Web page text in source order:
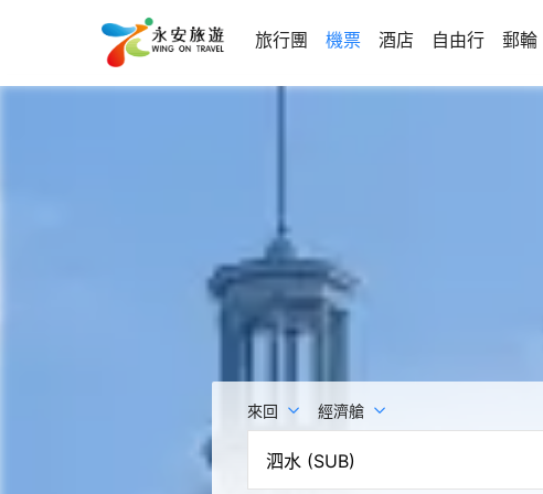
旅行團 機票 酒店 自由行 郵輪
來回 經濟艙